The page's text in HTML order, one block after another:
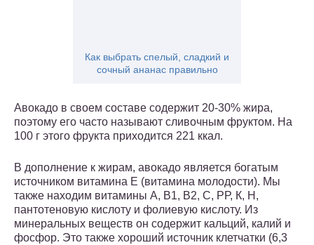
Как выбрать спелый, сладкий и
сочный ананас правильно
Авокадо в своем составе содержит 20-30% жира,
поэтому его часто называют сливочным фруктом. На
100 г этого фрукта приходится 221 ккал.
В дополнение к жирам, авокадо является богатым
источником витамина Е (витамина молодости). Мы
также находим витамины А, В1, В2, С, РР, К, Н,
пантотеновую кислоту и фолиевую кислоту. Из
минеральных веществ он содержит кальций, калий и
фосфор. Это также хороший источник клетчатки (6,3